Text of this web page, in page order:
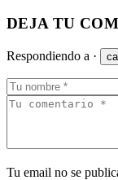
DEJA TU
Respondiendo a ·
Tu email no se